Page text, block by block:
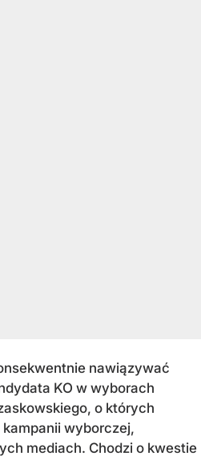
nawiązywać
KO w wyborach
o których
wyborczej,
mediach. Chodzi o kwestie